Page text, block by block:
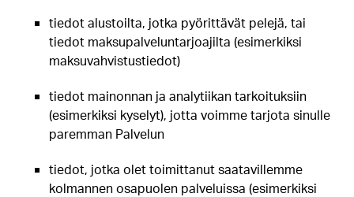
tiedot alustoilta, jotka pyörittävät pelejä, tai
tiedot maksupalveluntarjoajilta (esimerkiksi
maksuvahvistustiedot)
tiedot mainonnan ja analytiikan tarkoituksiin
(esimerkiksi kyselyt), jotta voimme tarjota sinulle
paremman Palvelun
tiedot, jotka olet toimittanut saatavillemme
kolmannen osapuolen palveluissa (esimerkiksi